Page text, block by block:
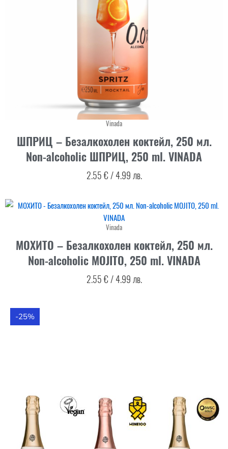
Vinada
ШПРИЦ – Безалкохолен коктейл, 250 мл.
Non-alcoholic ШПРИЦ, 250 ml. VINADA
2.55€/4.99 лв.
Vinada
МОХИТО – Безалкохолен коктейл, 250 мл.
Non-alcoholic MOJITO, 250 ml. VINADA
2.55€/4.99 лв.
-25%